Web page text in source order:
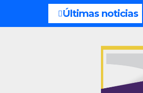
Últimas noticias
del fin de semana: 8 y 9 de agosto